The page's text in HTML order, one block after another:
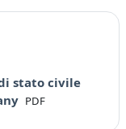
stato civile
File
PDF